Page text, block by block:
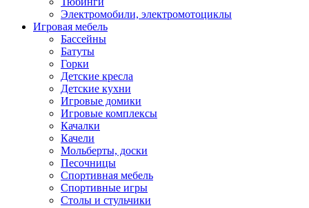
Электромобили, электромотоциклы
Игровая мебель
Бассейны
Батуты
Горки
Детские кресла
Детские кухни
Игровые домики
Игровые комплексы
Качалки
Качели
Мольберты, доски
Песочницы
Спортивная мебель
Спортивные игры
Столы и стульчики